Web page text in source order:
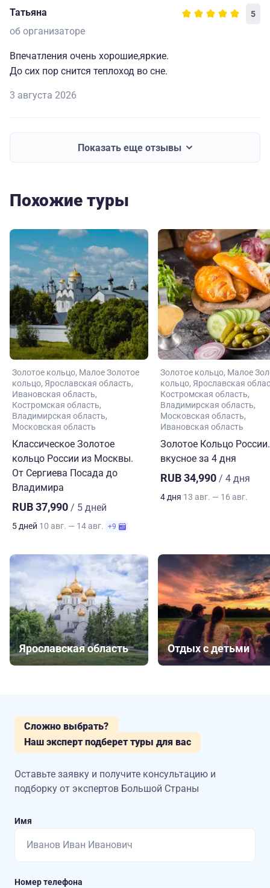
Татьяна 5
об организаторе
Впечатления очень хорошие,яркие.
До сих пор снится теплоход во сне.
3 августа 2026
Показать еще отзывы
Похожие туры
Золотое кольцо Малое Золотое
кольцо Ярославская область
Ивановская область
Костромская область
Владимирская область
Московская область
Классическое Золотое
кольцо России из Москвы.
От Сергиева Посада до
Владимира
RUB 37,990 / 5 дней
5 дней 10 авг. — 14 авг. +9
Золотое кольцо Малое
кольцо Ярославская
Костромская область
Владимирская область
Московская область
Ивановская область
Золотое Кольцо
вкусное за 4 дня
RUB 34,990 / 4 дня
4 дня 13 авг. — 16 авг.
Ярославская область Отдых с детьми
Сложно выбрать?
Наш эксперт подберет туры для вас
Оставьте заявку и получите консультацию и
подборку от экспертов Большой Страны
Имя
Номер телефона